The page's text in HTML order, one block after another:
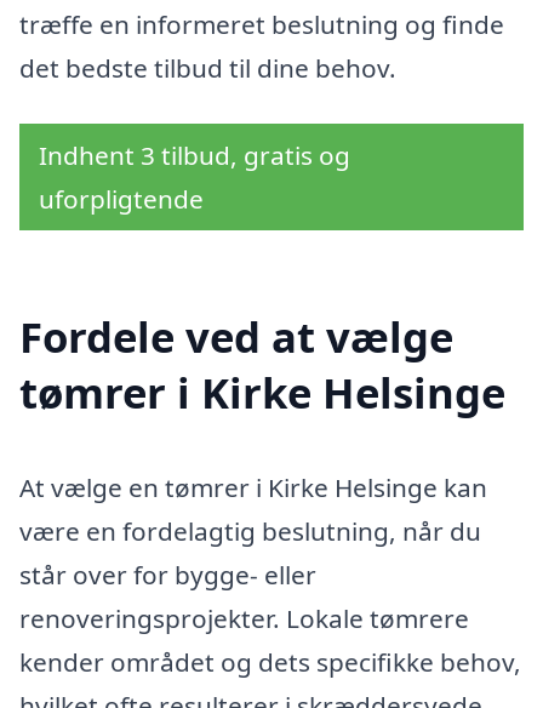
træffe en informeret beslutning og finde
det bedste tilbud til dine behov.
Indhent 3 tilbud, gratis og
uforpligtende
Fordele ved at vælge
tømrer i Kirke Helsinge
At vælge en tømrer i Kirke Helsinge kan
være en fordelagtig beslutning, når du
står over for bygge- eller
renoveringsprojekter. Lokale tømrere
kender området og dets specifikke behov,